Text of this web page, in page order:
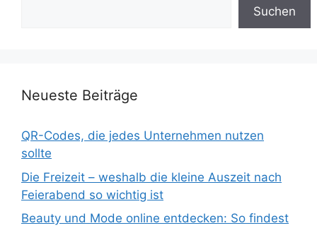
Suchen
Neueste Beiträge
QR-Codes, die jedes Unternehmen nutzen
sollte
Die Freizeit – weshalb die kleine Auszeit nach
Feierabend so wichtig ist
Beauty und Mode online entdecken: So findest